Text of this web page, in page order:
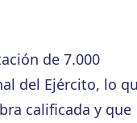
de 7.000
del Ejército, lo
calificada y que